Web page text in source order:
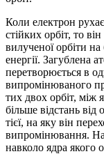
Коли електрон
стійких орбіт, то
вилученої орбіти
енергії. Загублена
перетворюється в
випромінюваного
тих двох орбіт, між
більше відстань від
тієї, на яку він
випромінювання.
навколо ядра якого